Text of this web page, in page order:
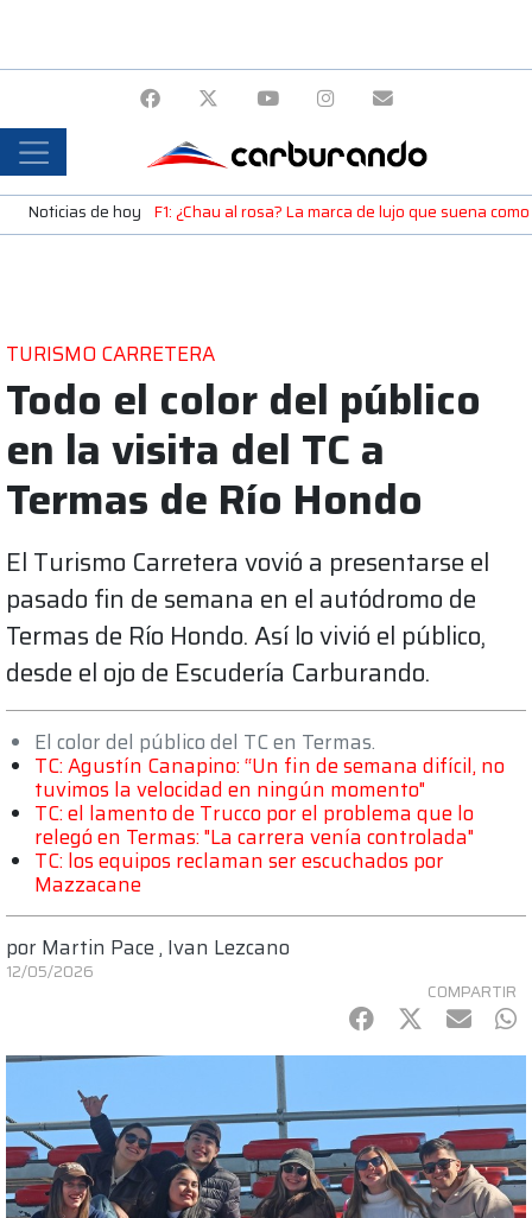
Noticias de hoy F1: ¿Chau al rosa? La marca de lujo que suena
TURISMO CARRETERA
Todo el color del público
en la visita del TC a
Termas de Río Hondo
El Turismo Carretera vovió a presentarse el
pasado fin de semana en el autódromo de
Termas de Río Hondo. Así lo vivió el público,
desde el ojo de Escudería Carburando.
El color del público del TC en Termas.
TC: Agustín Canapino: “Un fin de semana difícil, no
tuvimos la velocidad en ningún momento"
TC: el lamento de Trucco por el problema que lo
relegó en Termas: "La carrera venía controlada"
TC: los equipos reclaman ser escuchados por
Mazzacane
por Martin Pace, Ivan Lezcano
12/05/2026
COMPARTIR
Facebook
Twitter
mail